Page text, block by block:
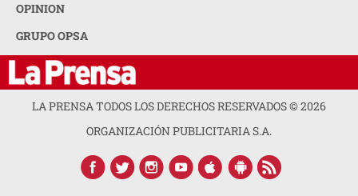
OPINION
GRUPO OPSA
LA PRENSA TODOS LOS DERECHOS RESERVADOS ©2026
ORGANIZACIÓN PUBLICITARIA S.A.